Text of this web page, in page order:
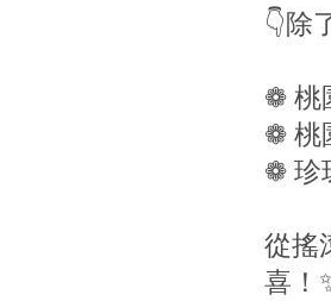
👇除
❁ 桃
❁ 桃
❁ 珍
從搖
喜！